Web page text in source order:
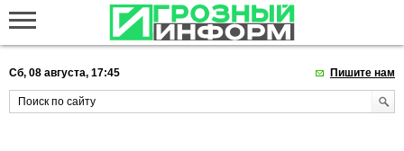
Сб, 08 августа, 17:45 Пишите нам